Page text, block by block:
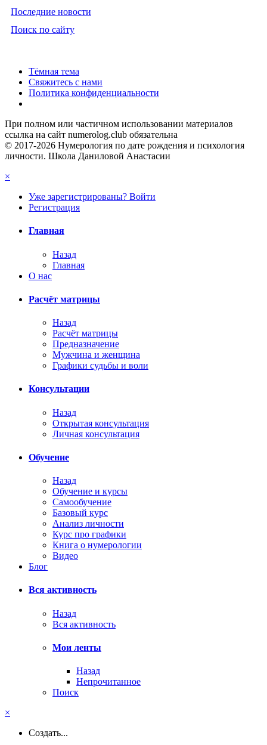
Последние новости
Поиск по сайту
Тёмная тема
Свяжитесь с нами
Политика конфиденциальности
При полном или частичном использовании материалов
ссылка на сайт numerolog.club обязательна
© 2017-2026 Нумерология по дате рождения и психология
личности. Школа Даниловой Анастасии
×
Уже зарегистрированы? Войти
Регистрация
Главная
Назад
Главная
О нас
Расчёт матрицы
Назад
Расчёт матрицы
Предназначение
Мужчина и женщина
Графики судьбы и воли
Консультации
Назад
Открытая консультация
Личная консультация
Обучение
Назад
Обучение и курсы
Самообучение
Базовый курс
Анализ личности
Курс про графики
Книга о нумерологии
Видео
Блог
Вся активность
Назад
Вся активность
Мои ленты
Назад
Непрочитанное
Поиск
×
Создать...